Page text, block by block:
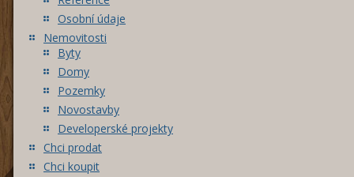
Osobní údaje
Nemovitosti
Byty
Domy
Pozemky
Novostavby
Developerské projekty
Chci prodat
Chci koupit